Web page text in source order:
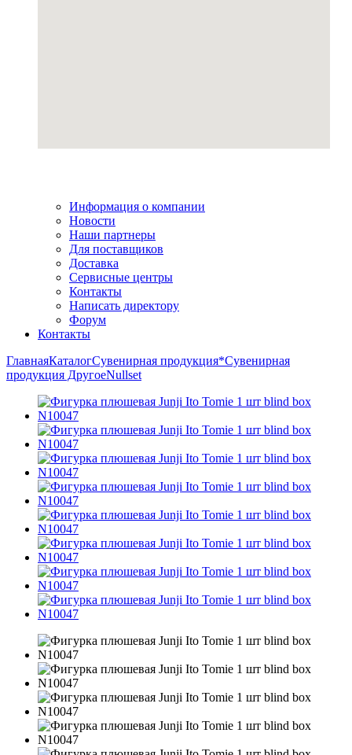
Информация о компании
Новости
Наши партнеры
Для поставщиков
Доставка
Сервисные центры
Контакты
Написать директору
Форум
Контакты
ГлавнаяКаталогСувенирная продукция*Сувенирная
продукция ДругоеNullset